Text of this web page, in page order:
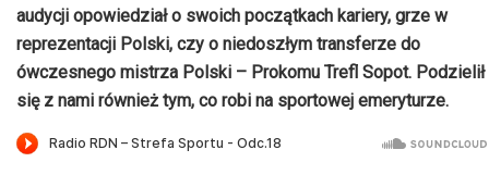
audycji opowiedział o swoich początkach kariery, grze w
reprezentacji Polski, czy o niedoszłym transferze do
ówczesnego mistrza Polski – Prokomu Trefl Sopot. Podzielił
się z nami również tym, co robi na sportowej emeryturze.